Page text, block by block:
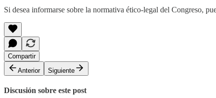
Si desea informarse sobre la normativa ético-legal del Congreso,
Compartir
Anterior
Siguiente
Discusión sobre este post